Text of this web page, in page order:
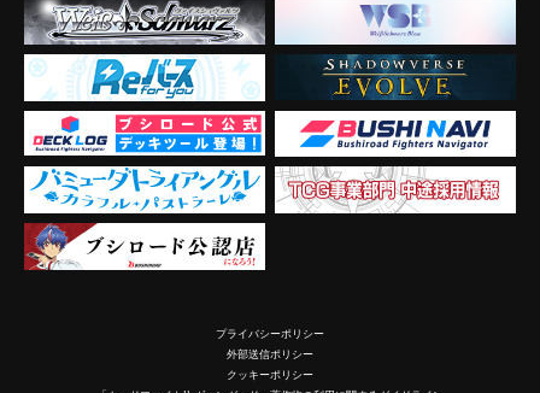
プライバシーポリシー
外部送信ポリシー
クッキーポリシー